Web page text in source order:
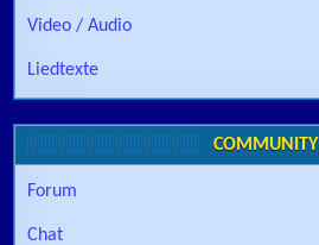
Video / Audio
Liedtexte
COMMUNITY
Forum
Chat